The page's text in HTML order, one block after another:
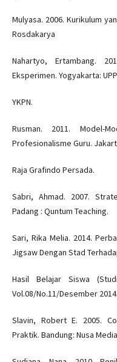
Mulyasa. 2006. Kurikulum
Rosdakarya
Nahartyo, Ertambang.
Eksperimen. Yogyakarta:
YKPN.
Rusman. 2011. Model-
Profesionalisme Guru.
Raja Grafindo Persada.
Sabri, Ahmad. 2007.
Padang : Quntum Teaching.
Sari, Rika Melia. 2014.
Jigsaw Dengan Stad
Hasil Belajar Siswa
Vol.08/No.11/Desember 2014.
Slavin, Robert E. 2005.
Praktik. Bandung: Nusa Media